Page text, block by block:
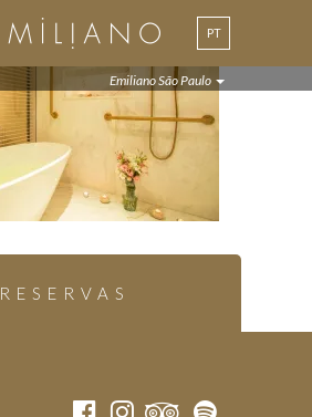
PT
Emiliano São Paulo
RESERVAS